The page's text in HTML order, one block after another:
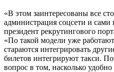
«В этом заинтересованы все
администрация соцсети и сами
президент рекрутингового
«По такой модели уже
стараются интегрировать
билетов интегрируют такси.
вопрос в том, насколько удобно